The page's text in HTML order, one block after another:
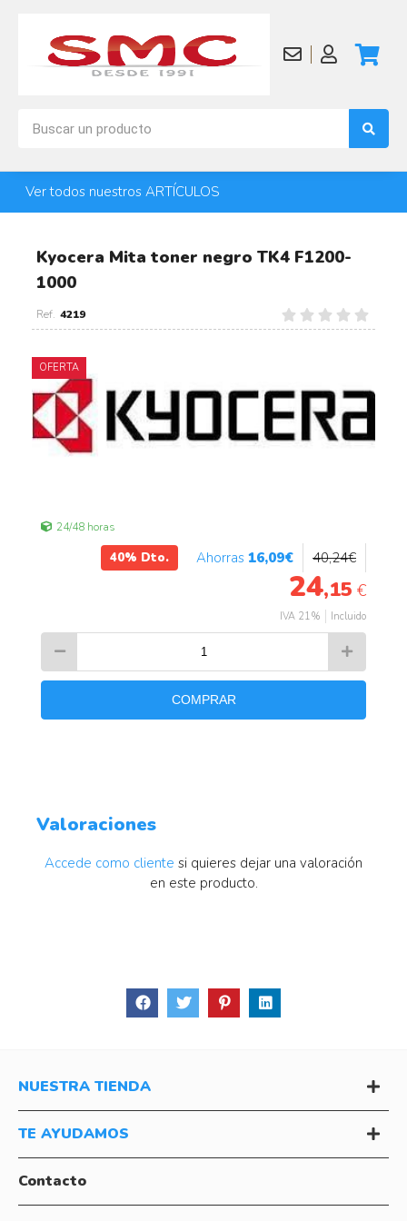
Ver todos nuestros ARTÍCULOS
Kyocera Mita toner negro TK4 F1200-
1000
4219
OFERTA
24/48 horas
40% Dto. 16,09€ 40,24€
24,15 €
IVA 21% Incluido
COMPRAR
Valoraciones
Accede como cliente si quieres dejar una valoración
en este producto.
NUESTRA TIENDA
TE AYUDAMOS
Contacto